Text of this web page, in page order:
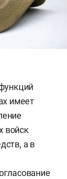
имеет
войск
а в